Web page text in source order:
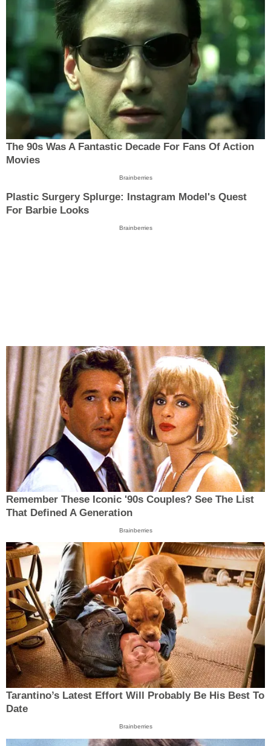
The 90s Was A Fantastic Decade For Fans Of Action
Movies
Brainberries
Plastic Surgery Splurge: Instagram Model's Quest
For Barbie Looks
Brainberries
Remember These Iconic '90s Couples? See The List
That Defined A Generation
Brainberries
Tarantino’s Latest Effort Will Probably Be His Best To
Date
Brainberries